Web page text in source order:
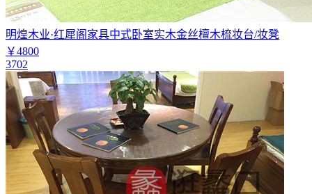
明煌木业·红犀阁家具中式卧室实木金丝檀木梳妆台/妆凳
￥4800
3702